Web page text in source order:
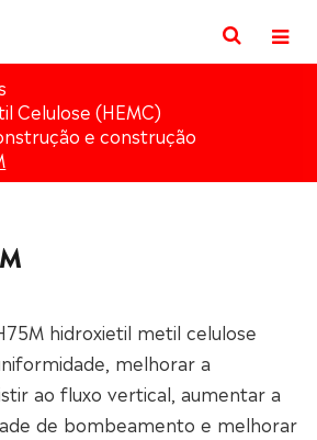
Celulose (HEMC)
e construção
hidroxietil metil celulose
melhorar a
ao fluxo vertical, aumentar a
de bombeamento e melhorar